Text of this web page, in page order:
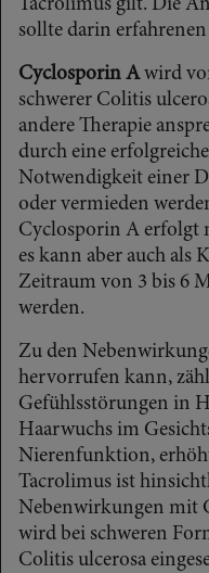
Tacrolimus gilt. Die
sollte darin
Cyclosporin Awird
schwerer Colitis
andere Therapie
durch eine
Notwendigkeit einer
oder vermieden
Cyclosporin A erfolgt
es kann aber auch als
Zeitraum von 3 bis 6
werden.
Zu den
hervorrufen kann,
Gefühlsstörungen in
Haarwuchs im
Nierenfunktion,
Tacrolimus ist
Nebenwirkungen mit
wird bei schweren
Colitis ulcerosa